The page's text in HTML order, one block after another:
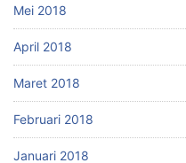
Mei 2018
April 2018
Maret 2018
Februari 2018
Januari 2018